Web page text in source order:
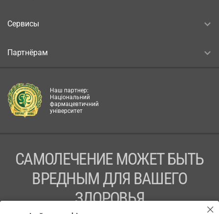
Сервисы
Партнёрам
Наш партнер:
Національний
фармацевтичний
університет
САМОЛЕЧЕНИЕ МОЖЕТ БЫТЬ
ВРЕДНЫМ ДЛЯ ВАШЕГО
ЗДОРОВЬЯ